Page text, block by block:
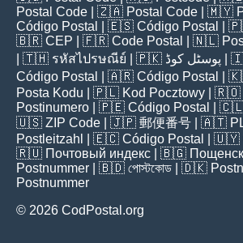
Postal Code | 🇿🇦 Postal Code | 🇲🇾
Código Postal
| 🇪🇸 Código Postal |
🇧🇷 CEP | 🇫🇷 Code Postal | 🇳🇱
| 🇹🇭 รหัสไปรษณีย์ | 🇵🇰 پوسٹل کوڈ |
Código Postal
| 🇦🇷 Código Postal |
Posta Kodu | 🇵🇱 Kod Pocztowy | 🇷🇴
Postinumero | 🇵🇪 Código Postal |
🇺🇸 ZIP Code | 🇯🇵 郵便番号 | 🇦🇹
Postleitzahl
| 🇪🇨 Código Postal | 🇺🇾
🇷🇺 Почтовый индекс | 🇧🇬
Postnummer | 🇧🇩 পোস্টকোড | 🇩🇰
Postnummer
© 2026 CodPostal.org